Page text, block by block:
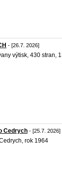
- [26.7. 2026]
výtisk, 430 stran,
Cedrych - [25.7. 2026]
rok 1964